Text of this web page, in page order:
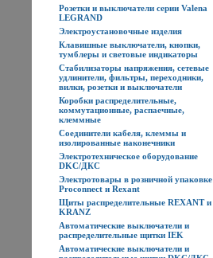
Розетки и выключатели серии Valena
LEGRAND
Электроустановочные изделия
Клавишные выключатели, кнопки,
тумблеры и световые индикаторы
Стабилизаторы напряжения, сетевые
удлинители, фильтры, переходники,
вилки, розетки и выключатели
Коробки распределительные,
коммутационные, распаечные,
клеммные
Соединители кабеля, клеммы и
изолированные наконечники
Электротехническое оборудование
DKC/ДКС
Электротовары в розничной упаковке
Proconnect и Rexant
Щиты распределительные REXANT и
KRANZ
Автоматические выключатели и
распределительные щитки IEK
Автоматические выключатели и